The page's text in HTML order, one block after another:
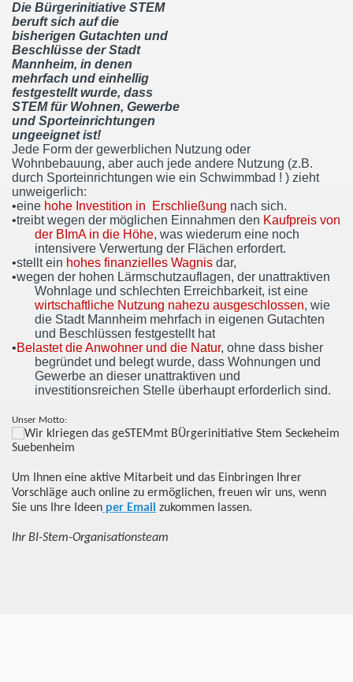
Die Bürgerinitiative STEM
beruft sich auf die
bisherigen Gutachten und
Beschlüsse der Stadt
Mannheim, in denen
mehrfach und einhellig
festgestellt wurde, dass
STEM für Wohnen, Gewerbe
und Sporteinrichtungen
ungeeignet ist!
Jede Form der gewerblichen Nutzung oder
Wohnbebauung, aber auch jede andere Nutzung (z.B.
durch Sporteinrichtungen wie ein Schwimmbad ! ) zieht
unweigerlich:
•eine hohe Investition in Erschließung nach sich.
•treibt wegen der möglichen Einnahmen den Kaufpreis von
der BImA in die Höhe, was wiederum eine noch
intensivere Verwertung der Flächen erfordert.
•stellt ein hohes finanzielles Wagnis dar,
•wegen der hohen Lärmschutzauflagen, der unattraktiven
Wohnlage und schlechten Erreichbarkeit, ist eine
wirtschaftliche Nutzung nahezu ausgeschlossen, wie
die Stadt Mannheim mehrfach in eigenen Gutachten
und Beschlüssen festgestellt hat
•Belastet die Anwohner und die Natur, ohne dass bisher
begründet und belegt wurde, dass Wohnungen und
Gewerbe an dieser unattraktiven und
investitionsreichen Stelle überhaupt erforderlich sind.
Unser Motto:
Um Ihnen eine aktive Mitarbeit und das Einbringen Ihrer
Vorschläge auch online zu ermöglichen, freuen wir uns, wenn
Sie uns Ihre Ideen per Email zukommen lassen.
Ihr BI-Stem-Organisationsteam